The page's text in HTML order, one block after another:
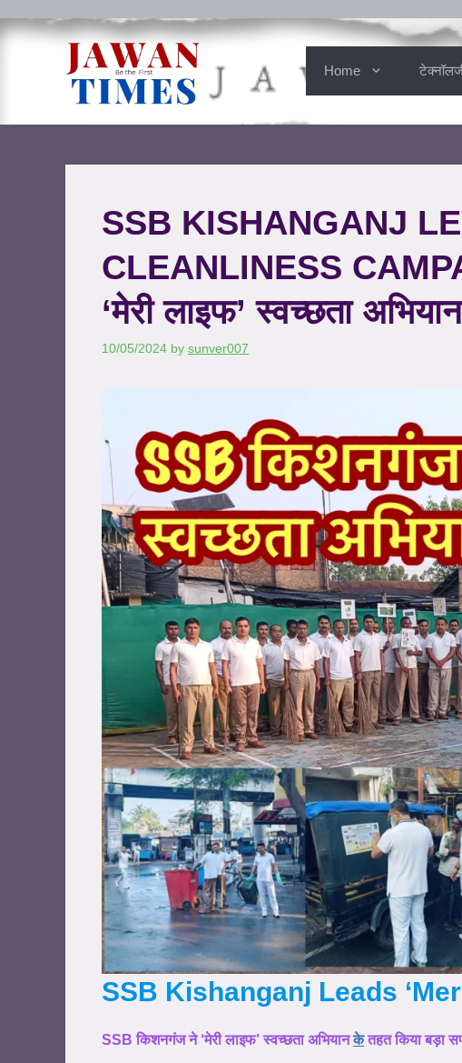
Home
SSB KISHANGANJ
CLEANLINESS
‘मेरी लाइफ’ स्वच्छता
10/05/2024 by sunver007
SSB Kishanganj Leads
SSB किशनगंज ने ‘मेरी लाइफ’ स्वच्छता अभियानकेतहत किया बड़ा